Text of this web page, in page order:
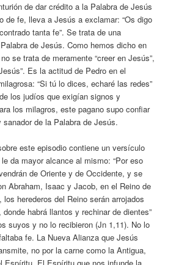
de dar crédito a la Palabra de Jesús
de fe, lleva a Jesús a exclamar: “Os digo
tanta fe”. Se trata de una
de Jesús. Como hemos dicho en
se trata de meramente “creer en Jesús”,
Es la actitud de Pedro en el
“Si tú lo dices, echaré las redes”
los judíos que exigían signos y
los milagros, este pagano supo confiar
de la Palabra de Jesús.
este episodio contiene un versículo
da mayor alcance al mismo: “Por eso
de Oriente y de Occidente, y se
Abraham, Isaac y Jacob, en el Reino de
herederos del Reino serán arrojados
habrá llantos y rechinar de dientes”
suyos y no lo recibieron (Jn 1,11). No lo
fe. La Nueva Alianza que Jesús
no por la carne como la Antigua,